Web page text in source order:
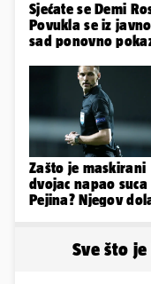
Sjećate se Demi
Povukla se iz
sad ponovno
Zašto je maskirani
dvojac napao suca
Pejina? Njegov
Sve što